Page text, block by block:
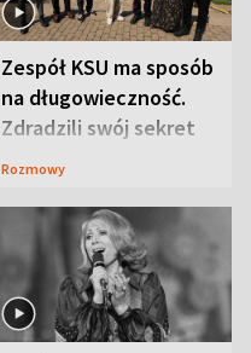
Zespół KSU ma sposób
na długowieczność.
Zdradzili swój sekret
Rozmowy